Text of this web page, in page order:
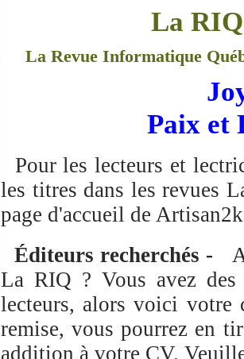
La
La Revue Informatique
Paix et
Pour les lecteurs et
les titres dans les revues
page d'accueil de
Éditeurs recherchés -
La RIQ ? Vous avez des
lecteurs, alors voici votre
remise, vous pourrez en
addition à votre CV.